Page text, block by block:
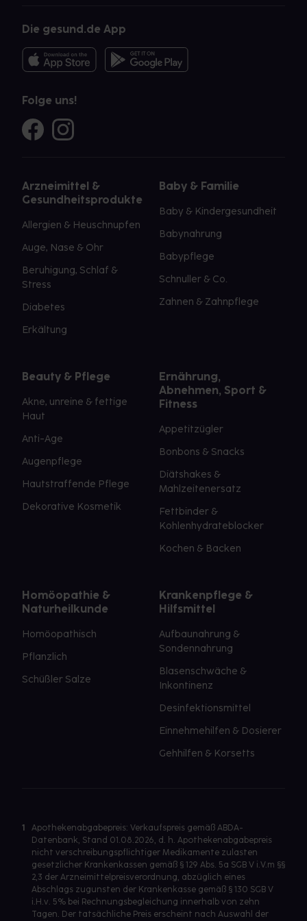
Die gesund.de App
Folge uns!
Arzneimittel &
Gesundheitsprodukte
Allergien & Heuschnupfen
Auge, Nase & Ohr
Beruhigung, Schlaf &
Stress
Diabetes
Erkältung
Baby & Familie
Baby & Kindergesundheit
Babynahrung
Babypflege
Schnuller & Co.
Zahnen & Zahnpflege
Beauty & Pflege
Akne, unreine & fettige
Haut
Anti-Age
Augenpflege
Hautstraffende Pflege
Dekorative Kosmetik
Ernährung,
Abnehmen, Sport &
Fitness
Appetitzügler
Bonbons & Snacks
Diätshakes &
Mahlzeitenersatz
Fettbinder &
Kohlenhydrateblocker
Kochen & Backen
Homöopathie &
Naturheilkunde
Homöopathisch
Pflanzlich
Schüßler Salze
Krankenpflege &
Hilfsmittel
Aufbaunahrung &
Sondennahrung
Blasenschwäche &
Inkontinenz
Desinfektionsmittel
Einnehmehilfen & Dosierer
Gehhilfen & Korsetts
1
Apothekenabgabepreis: Verkaufspreis gemäß ABDA-
Datenbank, Stand 01.08.2026, d. h. Apothekenabgabepreis
nicht verschreibungspflichtiger Medikamente zulasten
gesetzlicher Krankenkassen gemäß § 129 Abs. 5a SGB V i.V.m §§
2,3 der Arzneimittelpreisverordnung, abzüglich eines
Abschlags zugunsten der Krankenkasse gemäß § 130 SGB V
i.H.v. 5% bei Rechnungsbegleichung innerhalb von zehn
Tagen. Der tatsächliche Preis erscheint nach Auswahl der